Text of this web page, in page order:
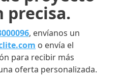
precisa.
, envíanos un
o envía el
para recibir más
oferta personalizada.